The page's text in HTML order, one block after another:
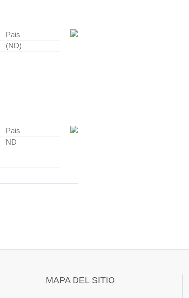
Pais
(ND)
Pais
ND
MAPA DEL SITIO